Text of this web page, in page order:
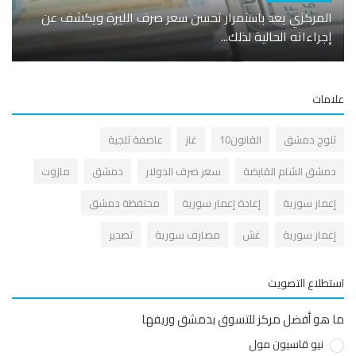
المركزي يعد باستمرار تحسن سعر صرف الليرة ويكشف عن
إجراءاته الحالية لذلك...
بنك الشام
دمشق القانون10 غاز
عاصفة ثلجية
الشام القابضة
سعر صرف الدولار دمشق
مازوت
سورية
إعادة إعمار سورية
محتفظة دمشق
سورية
غش مصارف سورية تصدير
التصويت
أفضل مركز للتسوق بدمشق وريفها
نيو قاسيون مول